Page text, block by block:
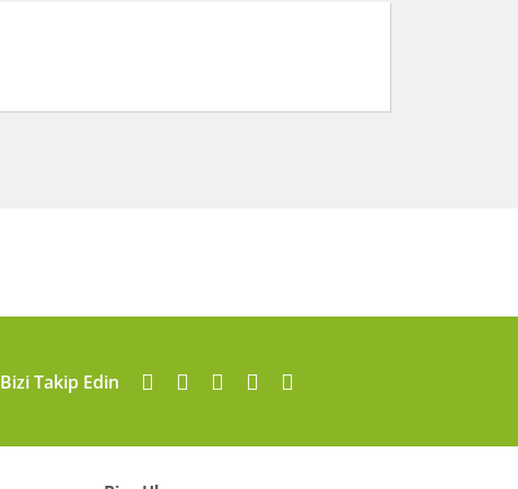
Bizi Takip Edin